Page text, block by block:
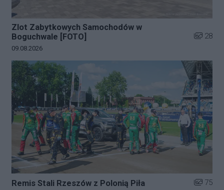
Zlot Zabytkowych Samochodów w
Boguchwale [FOTO]
Liczba
28
Data dodania galerii:
09.08.2026
Remis Stali Rzeszów z Polonią Piła Liczba
75